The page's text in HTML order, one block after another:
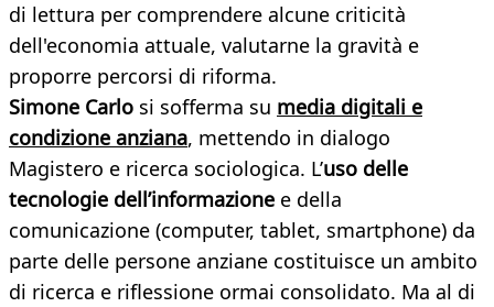
di lettura per comprendere alcune criticità
dell'economia attuale, valutarne la gravità e
proporre percorsi di riforma.
Simone Carlo si sofferma su media digitali e
condizione anziana, mettendo in dialogo
Magistero e ricerca sociologica. L’uso delle
tecnologie dell’informazione e della
comunicazione (computer, tablet, smartphone) da
parte delle persone anziane costituisce un ambito
di ricerca e riflessione ormai consolidato. Ma al di